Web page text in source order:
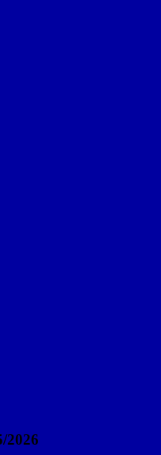
2026